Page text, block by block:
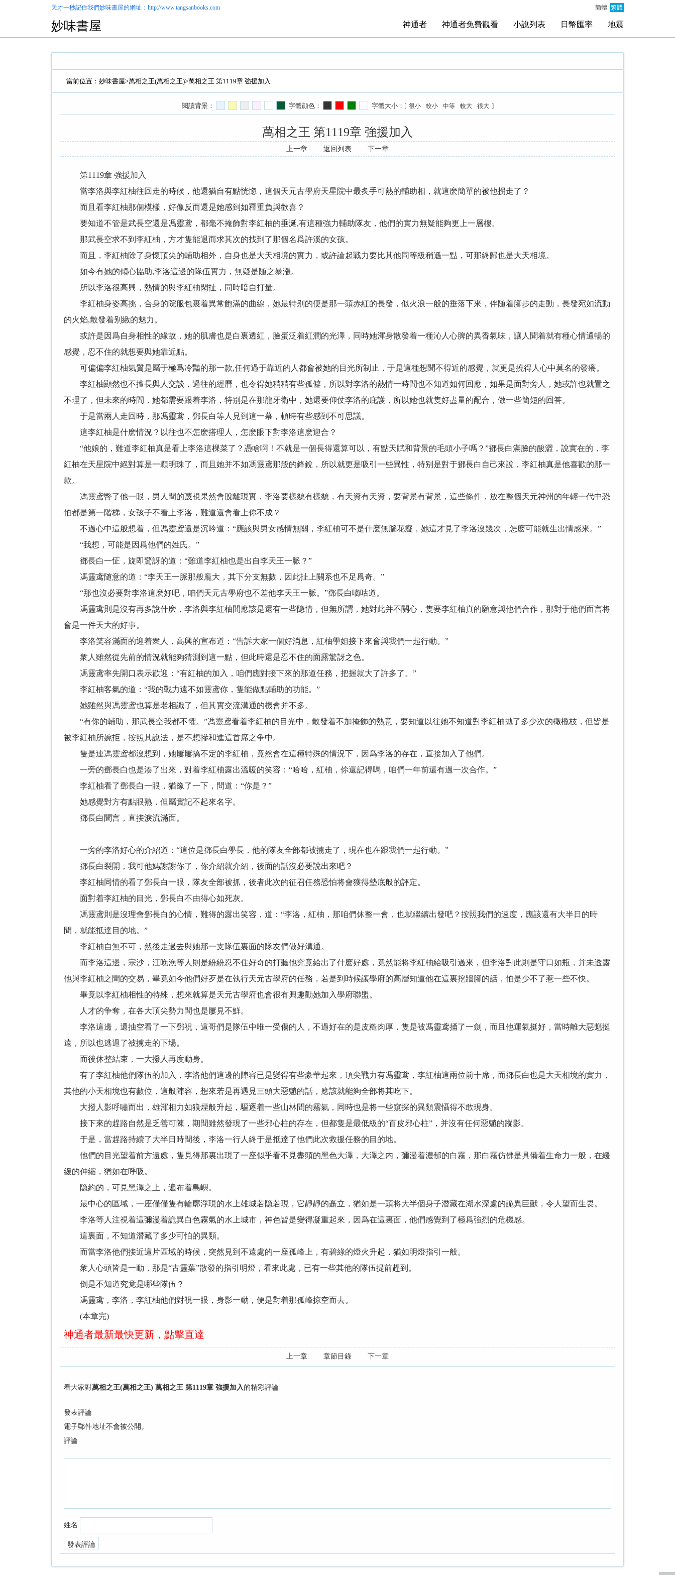
天才一秒記住我們妙味書屋的網址：http://www.tangsanbooks.com 簡體 繁體
妙味書屋 神通者 神通者免費觀看 小說列表 日幣匯率 地震
當前位置： 妙味書屋>萬相之王(萬相之王)>萬相之王 第1119章 強援加入
閱讀背景： 字體顔色： 字體大小：[ 很小 較小 中等 較大 很大 ]
萬相之王 第1119章 強援加入
上一章 返回列表 下一章
第1119章 強援加入
當李洛與李紅柚往回走的時候，他還猶自有點恍惚，這個天元古學府天星院中最炙手可熱的輔助相，就這麽簡單的被他拐走了？
而且看李紅柚那個模樣，好像反而還是她感到如釋重負與歡喜？
要知道不管是武長空還是馮靈鸢，都毫不掩飾對李紅柚的垂涎,有這種強力輔助隊友，他們的實力無疑能夠更上一層樓。
那武長空求不到李紅柚，方才隻能退而求其次的找到了那個名爲許溪的女孩。
而且，李紅柚除了身懷頂尖的輔助相外，自身也是大天相境的實力，或許論起戰力要比其他同等級稍遜一點，可那終歸也是大天相境。
如今有她的傾心協助,李洛這邊的隊伍實力，無疑是随之暴漲。
所以李洛很高興，熱情的與李紅柚閑扯，同時暗自打量。
李紅柚身姿高挑，合身的院服包裹着異常飽滿的曲線，她最特别的便是那一頭赤紅的長發，似火浪一般的垂落下來，伴随着腳步的走動，長發宛如流動
的火焰,散發着别緻的魅力。
或許是因爲自身相性的緣故，她的肌膚也是白裏透紅，臉蛋泛着紅潤的光澤，同時她渾身散發着一種沁人心脾的異香氣味，讓人聞着就有種心情通暢的
感覺，忍不住的就想要與她靠近點。
可偏偏李紅柚氣質是屬于極爲冷豔的那一款,任何過于靠近的人都會被她的目光所制止，于是這種想聞不得近的感覺，就更是撓得人心中莫名的發癢。
李紅柚顯然也不擅長與人交談，過往的經曆，也令得她稍稍有些孤僻，所以對李洛的熱情一時間也不知道如何回應，如果是面對旁人，她或許也就置之
不理了，但未來的時間，她都需要跟着李洛，特别是在那龍牙衛中，她還要仰仗李洛的庇護，所以她也就隻好盡量的配合，做一些簡短的回答。
于是當兩人走回時，那馮靈鸢，鄧長白等人見到這一幕，頓時有些感到不可思議。
這李紅柚是什麽情況？以往也不怎麽搭理人，怎麽眼下對李洛這麽迎合？
“他娘的，難道李紅柚真是看上李洛這棵菜了？憑啥啊！不就是一個長得還算可以，有點天賦和背景的毛頭小子嗎？”鄧長白滿臉的酸澀，說實在的，李
紅柚在天星院中絕對算是一顆明珠了，而且她并不如馮靈鸢那般的鋒銳，所以就更是吸引一些異性，特别是對于鄧長白自己來說，李紅柚真是他喜歡的那一
款。
馮靈鸢瞥了他一眼，男人間的蔑視果然會脫離現實，李洛要樣貌有樣貌，有天資有天資，要背景有背景，這些條件，放在整個天元神州的年輕一代中恐
怕都是第一階梯，女孩子不看上李洛，難道還會看上你不成？
不過心中這般想着，但馮靈鸢還是沉吟道：“應該與男女感情無關，李紅柚可不是什麽無腦花癡，她這才見了李洛沒幾次，怎麽可能就生出情感來。”
“我想，可能是因爲他們的姓氏。”
鄧長白一怔，旋即驚訝的道：“難道李紅柚也是出自李天王一脈？”
馮靈鸢随意的道：“李天王一脈那般龐大，其下分支無數，因此扯上關系也不足爲奇。”
“那也沒必要對李洛這麽好吧，咱們天元古學府也不差他李天王一脈。”鄧長白嘀咕道。
馮靈鸢則是沒有再多說什麽，李洛與李紅柚間應該是還有一些隐情，但無所謂，她對此并不關心，隻要李紅柚真的願意與他們合作，那對于他們而言将
會是一件天大的好事。
李洛笑容滿面的迎着衆人，高興的宣布道：“告訴大家一個好消息，紅柚學姐接下來會與我們一起行動。”
衆人雖然從先前的情況就能夠猜測到這一點，但此時還是忍不住的面露驚訝之色。
馮靈鸢率先開口表示歡迎：“有紅柚的加入，咱們應對接下來的那道任務，把握就大了許多了。”
李紅柚客氣的道：“我的戰力遠不如靈鸢你，隻能做點輔助的功能。”
她雖然與馮靈鸢也算是老相識了，但其實交流溝通的機會并不多。
“有你的輔助，那武長空我都不懼。”馮靈鸢看着李紅柚的目光中，散發着不加掩飾的熱意，要知道以往她不知道對李紅柚抛了多少次的橄榄枝，但皆是
被李紅柚所婉拒，按照其說法，是不想摻和進這首席之争中。
隻是連馮靈鸢都沒想到，她屢屢搞不定的李紅柚，竟然會在這種特殊的情況下，因爲李洛的存在，直接加入了他們。
一旁的鄧長白也是湊了出來，對着李紅柚露出溫暖的笑容：“哈哈，紅柚，伱還記得嗎，咱們一年前還有過一次合作。”
李紅柚看了鄧長白一眼，猶豫了一下，問道：“你是？”
她感覺對方有點眼熟，但屬實記不起來名字。
鄧長白聞言，直接淚流滿面。
一旁的李洛好心的介紹道：“這位是鄧長白學長，他的隊友全部都被擄走了，現在也在跟我們一起行動。”
鄧長白裂開，我可他媽謝謝你了，你介紹就介紹，後面的話沒必要說出來吧？
李紅柚同情的看了鄧長白一眼，隊友全部被抓，後者此次的征召任務恐怕将會獲得墊底般的評定。
面對着李紅柚的目光，鄧長白不由得心如死灰。
馮靈鸢則是沒理會鄧長白的心情，難得的露出笑容，道：“李洛，紅柚，那咱們休整一會，也就繼續出發吧？按照我們的速度，應該還有大半日的時
間，就能抵達目的地。”
李紅柚自無不可，然後走過去與她那一支隊伍裏面的隊友們做好溝通。
而李洛這邊，宗沙，江晚漁等人則是紛紛忍不住好奇的打聽他究竟給出了什麽好處，竟然能将李紅柚給吸引過來，但李洛對此則是守口如瓶，并未透露
他與李紅柚之間的交易，畢竟如今他們好歹是在執行天元古學府的任務，若是到時候讓學府的高層知道他在這裏挖牆腳的話，怕是少不了惹一些不快。
畢竟以李紅柚相性的特殊，想來就算是天元古學府也會很有興趣勸她加入學府聯盟。
人才的争奪，在各大頂尖勢力間也是屢見不鮮。
李洛這邊，還抽空看了一下鄧祝，這哥們是隊伍中唯一受傷的人，不過好在的是皮糙肉厚，隻是被馮靈鸢捅了一劍，而且他運氣挺好，當時離大惡魈挺
遠，所以也逃過了被擄走的下場。
而後休整結束，一大撥人再度動身。
有了李紅柚他們隊伍的加入，李洛他們這邊的陣容已是變得有些豪華起來，頂尖戰力有馮靈鸢，李紅柚這兩位前十席，而鄧長白也是大天相境的實力，
其他的小天相境也有數位，這般陣容，想來若是再遇見三頭大惡魈的話，應該就能夠全部将其吃下。
大撥人影呼嘯而出，雄渾相力如狼煙般升起，驅逐着一些山林間的霧氣，同時也是将一些窺探的異類震懾得不敢現身。
接下來的趕路自然是乏善可陳，期間雖然發現了一些邪心柱的存在，但都隻是最低級的“百皮邪心柱”，并沒有任何惡魈的蹤影。
于是，當趕路持續了大半日時間後，李洛一行人終于是抵達了他們此次救援任務的目的地。
他們的目光望着前方遠處，隻見得那裏出現了一座似乎看不見盡頭的黑色大澤，大澤之内，彌漫着濃郁的白霧，那白霧仿佛是具備着生命力一般，在緩
緩的伸縮，猶如在呼吸。
隐約的，可見黑澤之上，遍布着島嶼。
最中心的區域，一座僅僅隻有輪廓浮現的水上雄城若隐若現，它靜靜的矗立，猶如是一頭将大半個身子潛藏在湖水深處的詭異巨獸，令人望而生畏。
李洛等人注視着這彌漫着詭異白色霧氣的水上城市，神色皆是變得凝重起來，因爲在這裏面，他們感覺到了極爲強烈的危機感。
這裏面，不知道潛藏了多少可怕的異類。
而當李洛他們接近這片區域的時候，突然見到不遠處的一座孤峰上，有碧綠的燈火升起，猶如明燈指引一般。
衆人心頭皆是一動，那是“古靈葉”散發的指引明燈，看來此處，已有一些其他的隊伍提前趕到。
倒是不知道究竟是哪些隊伍？
馮靈鸢，李洛，李紅柚他們對視一眼，身影一動，便是對着那孤峰掠空而去。
(本章完)
神通者最新最快更新，點擊直達
上一章 章節目錄 下一章
看大家對萬相之王(萬相之王) 萬相之王 第1119章 強援加入 的精彩評論
發表評論
電子郵件地址不會被公開。
評論
姓名